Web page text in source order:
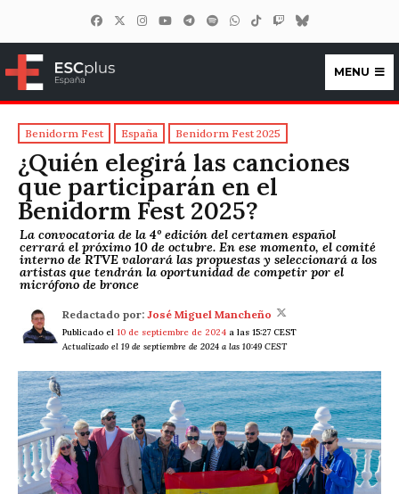
ESCplus España
MENU
Benidorm Fest España Benidorm Fest 2025
¿Quién elegirá las canciones
que participarán en el
Benidorm Fest 2025?
La convocatoria de la 4º edición del certamen español
cerrará el próximo 10 de octubre. En ese momento, el comité
interno de RTVE valorará las propuestas y seleccionará a los
artistas que tendrán la oportunidad de competir por el
micrófono de bronce
Redactado por: José Miguel Mancheño
Publicado el 10 de septiembre de 2024 a las 15:27 CEST
Actualizado el 19 de septiembre de 2024 a las 10:49 CEST